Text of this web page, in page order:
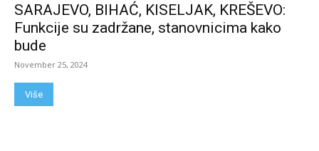
SARAJEVO, BIHAĆ, KISELJAK, KREŠEVO:
Funkcije su zadržane, stanovnicima kako
bude
November 25, 2024
Više